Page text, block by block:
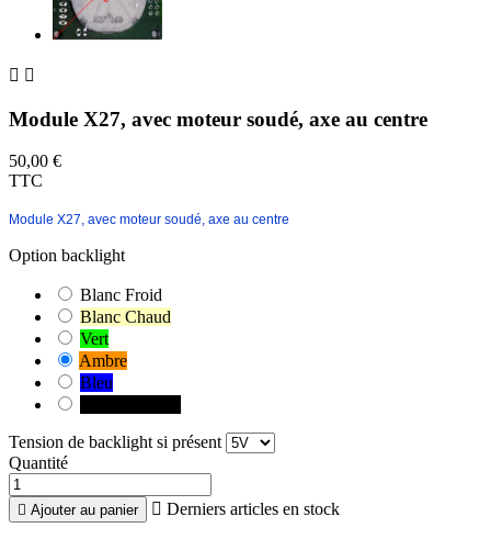
 
Module X27, avec moteur soudé, axe au centre
50,00 €
TTC
Module X27, avec moteur soudé, axe au centre
Option backlight
Blanc Froid
Blanc Chaud
Vert
Ambre
Bleu
Tension de backlight si présent
Quantité
 Ajouter au panier  Derniers articles en stock